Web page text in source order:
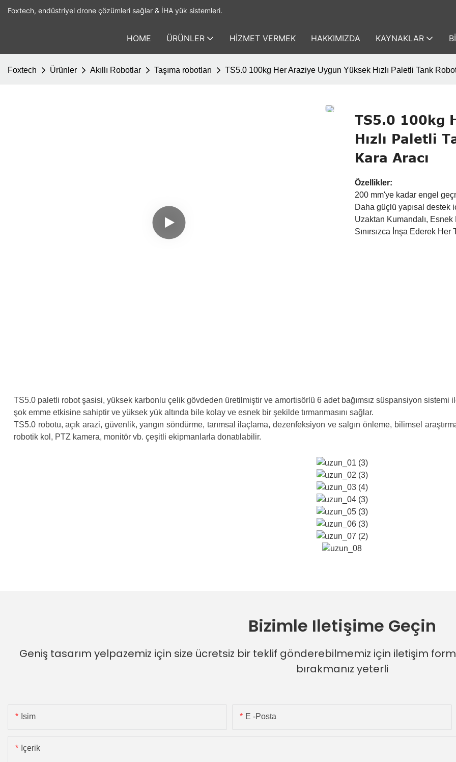
Foxtech, endüstriyel drone çözümleri sağlar & İHA yük sistemleri.
HOME ÜRÜNLER HIZMET VERMEK HAKKIMIZDA KAYNAKLAR
Foxtech Ürünler Akıllı Robotlar Taşıma robotları TS5.0 100kg Her Araziye Uygun Yüksek Hızlı Paletli Tank
TS5.0 100kg
Hızlı Paletli
Kara Aracı
Özellikler:
200 mm'ye kadar engel
Daha güçlü yapısal destek
Uzaktan Kumandalı, Esnek
Sınırsızca İnşa Ederek
TS5.0 paletli robot şasisi, yüksek karbonlu çelik gövdeden üretilmiştir ve amortisörlü 6 adet bağımsız süspansiyon sistemi
şok emme etkisine sahiptir ve yüksek yük altında bile kolay ve esnek bir şekilde tırmanmasını sağlar.
TS5.0 robotu, açık arazi, güvenlik, yangın söndürme, tarımsal ilaçlama, dezenfeksiyon ve salgın önleme, bilimsel
robotik kol, PTZ kamera, monitör vb. çeşitli ekipmanlarla donatılabilir.
Bizimle Iletişime Geçin
Geniş tasarım yelpazemiz için size ücretsiz bir teklif gönderebilmemiz için iletişim
bırakmanız yeterli
Isim E -posta
Içerik